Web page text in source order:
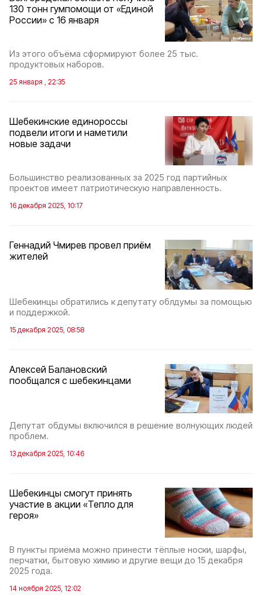
130 тонн гумпомощи от «Единой
России» с 16 января
Из этого объёма сформируют более 25 тыс.
продуктовых наборов.
25 января , 22:35
Шебекинские единороссы
подвели итоги и наметили
новые задачи
Большинство реализованных за 2025 год партийных
проектов имеет патриотическую направленность.
16 декабря 2025, 10:17
Геннадий Чмирев провел приём
жителей
Шебекинцы обратились к депутату облдумы за помощью
и поддержкой.
15 декабря 2025, 08:58
Алексей Балановский
пообщался с шебекинцами
Депутат обдумы включился в решение волнующих людей
проблем.
13 декабря 2025, 10:46
Шебекинцы смогут принять
участие в акции «Тепло для
героя»
В пункты приёма можно принести тёплые носки, шарфы,
перчатки, бытовую химию и другие вещи до 15 декабря
2025 года.
14 ноября 2025, 12:02